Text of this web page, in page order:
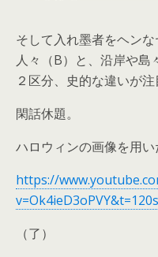
そして入れ墨者をヘン
人々（B）と、沿岸や島
２区分、史的な違いが注
閑話休題。
ハロウィンの画像を用い
https://
v=Ok4ieD3oPVY&t=120s
（了）